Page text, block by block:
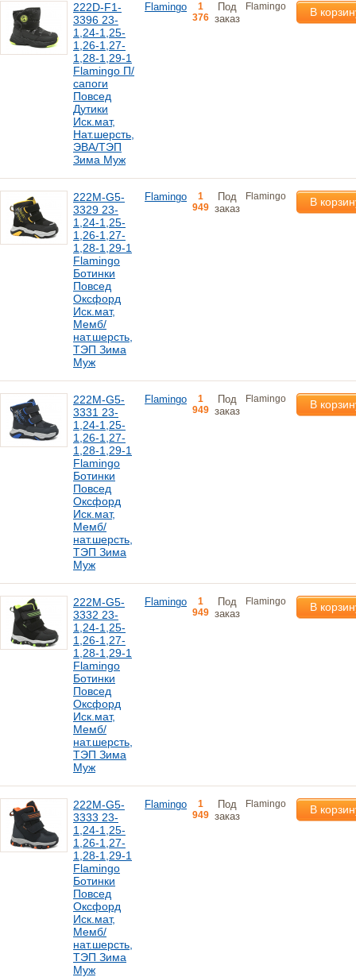
222D-F1-
3396 23-
1,24-1,25-
1,26-1,27-
1,28-1,29-1
Flamingo П/
сапоги
Повсед
Дутики
Иск.мат,
Нат.шерсть,
ЭВА/ТЭП
Зима Муж
Flamingo
1
376
Под
заказ
Flamingo В
222M-G5-
3329 23-
1,24-1,25-
1,26-1,27-
1,28-1,29-1
Flamingo
Ботинки
Повсед
Оксфорд
Иск.мат,
Мемб/
нат.шерсть,
ТЭП Зима
Муж
Flamingo
1
949
Под
заказ
Flamingo В
222M-G5-
3331 23-
1,24-1,25-
1,26-1,27-
1,28-1,29-1
Flamingo
Ботинки
Повсед
Оксфорд
Иск.мат,
Мемб/
нат.шерсть,
ТЭП Зима
Муж
Flamingo
1
949
Под
заказ
Flamingo В
222M-G5-
3332 23-
1,24-1,25-
1,26-1,27-
1,28-1,29-1
Flamingo
Ботинки
Повсед
Оксфорд
Иск.мат,
Мемб/
нат.шерсть,
ТЭП Зима
Муж
Flamingo
1
949
Под
заказ
Flamingo В
222M-G5-
3333 23-
1,24-1,25-
1,26-1,27-
1,28-1,29-1
Flamingo
Ботинки
Повсед
Оксфорд
Иск.мат,
Мемб/
нат.шерсть,
ТЭП Зима
Муж
Flamingo
1
949
Под
заказ
Flamingo В